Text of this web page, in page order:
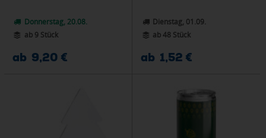
Donnerstag, 20.08.
ab 9 Stück
ab 9,20 €
Dienstag, 01.09.
ab 48 Stück
ab 1,52 €